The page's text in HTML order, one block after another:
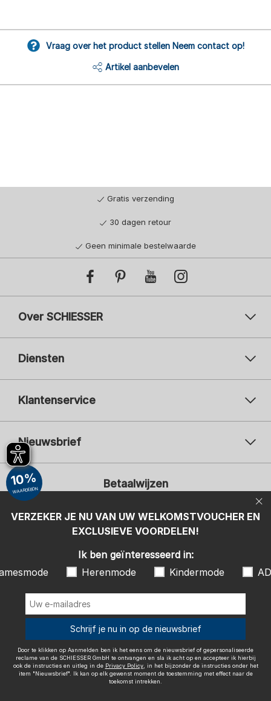
Vraag over het product stellen Neem contact op!
Artikel aanbevelen
Gratis verzending
30 dagen retour
Geen minimale bestelwaarde
Over SCHIESSER
Diensten
Klantenservice
Nieuwsbrief
Uw e-mailadres
Ik ben geïnteresseerd in:
Damesmode
Herenmode
Kindermode
Door te klikken op Aanmelden ben ik het eens om de nieuwsbrief of
gepersonaliseerde reclame van de SCHIESSER GmbH te ontvangen en
"Nieuwsbrief". Ik kan op elk gewenst moment de toestemming met
effect naar de toekomst intrekken.
Betaalwijzen
Wij bezorgen met
Colofon Algemene voorwaarden
Herroepingsrecht
VERZEKER JE NU VAN UW WELKOMSTVOUCHER EN
EXCLUSIEVE VOORDELEN!
10%
WAARDEBON
Ik ben geïnteresseerd in:
Herenmode Kindermode
Schrijf je nu in op de nieuwsbrief
Door te klikken op Aanmelden ben ik het eens om de nieuwsbrief of gepersonaliseerde
reclame van de SCHIESSER GmbH te ontvangen en sla ik acht op en accepteer ik hierbij
ook de instructies en uitleg in de Privacy Policy, in het bijzonder de instructies onder het
item "Nieuwsbrief". Ik kan op elk gewenst moment de toestemming met effect naar de
toekomst intrekken.